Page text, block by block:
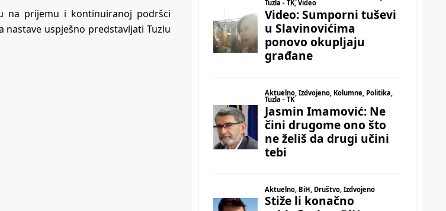
na prijemu i kontinuiranoj podršci
nastave uspješno predstavljati Tuzlu